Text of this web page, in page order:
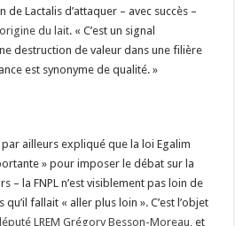
Lactalis d’attaquer – avec succès –
du lait. « C’est un signal
destruction de valeur dans une filière
est synonyme de qualité. »
ailleurs expliqué que la loi Egalim
» pour imposer le débat sur la
– la FNPL n’est visiblement pas loin de
fallait « aller plus loin ». C’est l’objet
LREM Grégory Besson-Moreau, et